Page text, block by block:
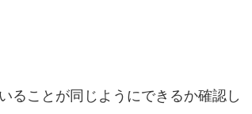
ることが同じようにできるか確認し